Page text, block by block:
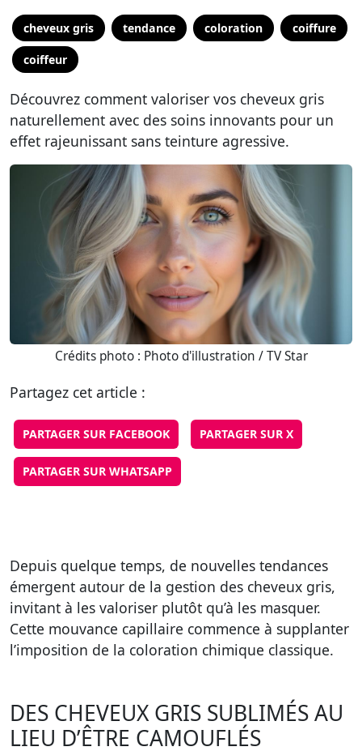
cheveux gris tendance coloration coiffure
coiffeur
Découvrez comment valoriser vos cheveux gris
naturellement avec des soins innovants pour un
effet rajeunissant sans teinture agressive.
Crédits photo : Photo d'illustration / TV Star
Partagez cet article :
PARTAGER SUR FACEBOOK PARTAGER SUR X
PARTAGER SUR WHATSAPP
Depuis quelque temps, de nouvelles tendances
émergent autour de la gestion des cheveux gris,
invitant à les valoriser plutôt qu’à les masquer.
Cette mouvance capillaire commence à supplanter
l’imposition de la coloration chimique classique.
DES CHEVEUX GRIS SUBLIMÉS AU
LIEU D’ÊTRE CAMOUFLÉS